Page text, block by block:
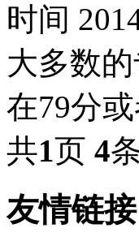
时间
大多数
在79分或
共1页 4
友情链接